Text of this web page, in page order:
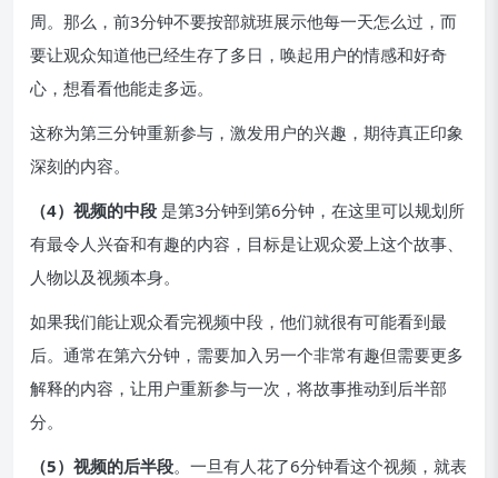
周。那么，前3分钟不要按部就班展示他每一天怎么过，而
要让观众知道他已经生存了多日，唤起用户的情感和好奇
心，想看看他能走多远。
这称为第三分钟重新参与，激发用户的兴趣，期待真正印象
深刻的内容。
（4）视频的中段 是第3分钟到第6分钟，在这里可以规划所
有最令人兴奋和有趣的内容，目标是让观众爱上这个故事、
人物以及视频本身。
如果我们能让观众看完视频中段，他们就很有可能看到最
后。通常在第六分钟，需要加入另一个非常有趣但需要更多
解释的内容，让用户重新参与一次，将故事推动到后半部
分。
（5）视频的后半段。一旦有人花了6分钟看这个视频，就表